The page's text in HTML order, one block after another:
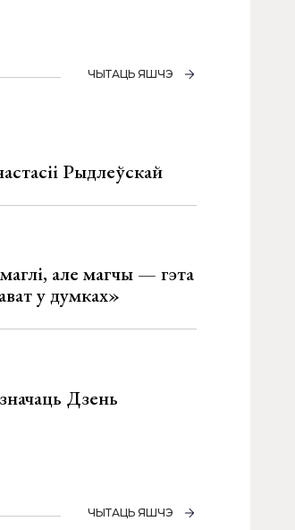
ЧЫТАЦЬ ЯШЧЭ
Рыдлеўскай
але магчы — гэта
у думках»
Дзень
ЧЫТАЦЬ ЯШЧЭ